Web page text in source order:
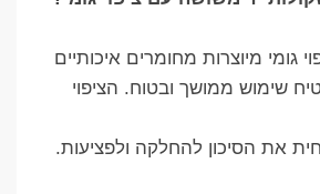
גומי מיוצרות מחומרים איכותיים
שימוש ממושך ובטוח. הציפוי
את הסיכון להחלקה ולפציעות.